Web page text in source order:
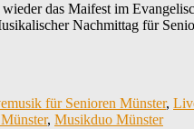
das Maifest im
Nachmittag für
für Senioren Münster,
, Musikduo Münster